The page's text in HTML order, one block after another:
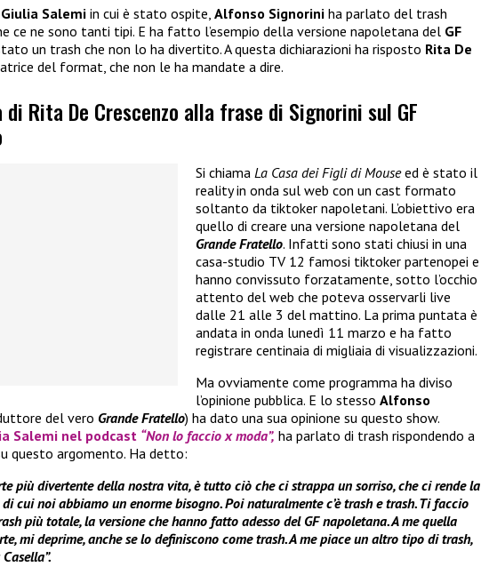
Giulia Salemi in cui è stato ospite, Alfonso Signorini ha parlato del trash
ce ne sono tanti tipi. E ha fatto l’esempio della versione napoletana del GF
un trash che non lo ha divertito. A questa dichiarazioni ha risposto Rita De
del format, che non le ha mandate a dire.
Rita De Crescenzo alla frase di Signorini sul GF
Si chiama La Casa dei Figli di Mouseed è stato il
reality in onda sul web con un cast formato
soltanto da tiktoker napoletani. L’obiettivo era
quello di creare una versione napoletana del
Grande Fratello. Infatti sono stati chiusi in una
casa-studio TV 12 famosi tiktoker partenopei e
hanno convissuto forzatamente, sotto l’occhio
attento del web che poteva osservarli live
dalle 21 alle 3 del mattino. La prima puntata è
andata in onda lunedì 11 marzo e ha fatto
registrare centinaia di migliaia di visualizzazioni.
Ma ovviamente come programma ha diviso
l’opinione pubblica. E lo stesso Alfonso
del vero Grande Fratello) ha dato una sua opinione su questo show.
Salemi nel podcast “Non lo faccio x moda”, ha parlato di trash rispondendo a
questo argomento. Ha detto:
più divertente della nostra vita, è tutto ciò che ci strappa un sorriso, che ci rende la
cui noi abbiamo un enorme bisogno. Poi naturalmente c’è trash e trash. Ti faccio
più totale, la versione che hanno fatto adesso del GF napoletana. A me quella
mi deprime, anche se lo definiscono come trash. A me piace un altro tipo di trash,